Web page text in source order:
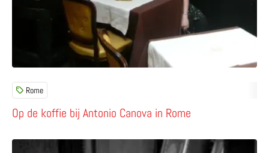
Op de koffie bij Antonio Canova in Rome
Rome
Lees meer over Mooie Antonio – Vitaliano Brancati